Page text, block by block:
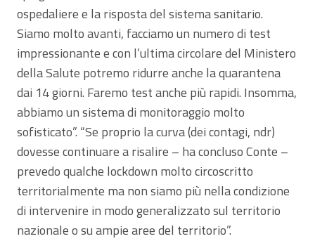
ospedaliere e la risposta del sistema sanitario.
Siamo molto avanti, facciamo un numero di test
impressionante e con l’ultima circolare del Ministero
della Salute potremo ridurre anche la quarantena
dai 14 giorni. Faremo test anche più rapidi. Insomma,
abbiamo un sistema di monitoraggio molto
sofisticato”. “Se proprio la curva (dei contagi, ndr)
dovesse continuare a risalire – ha concluso Conte –
prevedo qualche lockdown molto circoscritto
territorialmente ma non siamo più nella condizione
di intervenire in modo generalizzato sul territorio
nazionale o su ampie aree del territorio”.